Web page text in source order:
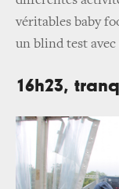
véritables baby
un blind test avec
16h23,